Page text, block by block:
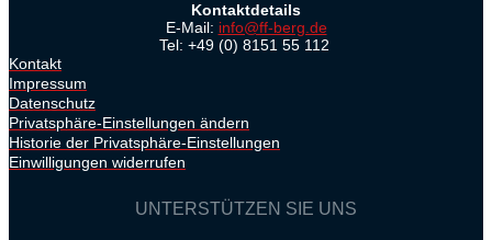
Kontaktdetails
E-Mail: info@ff-berg.de
Tel: +49 (0) 8151 55 112
Kontakt
Impressum
Datenschutz
Privatsphäre-Einstellungen ändern
Historie der Privatsphäre-Einstellungen
Einwilligungen widerrufen
UNTERSTÜTZEN SIE UNS